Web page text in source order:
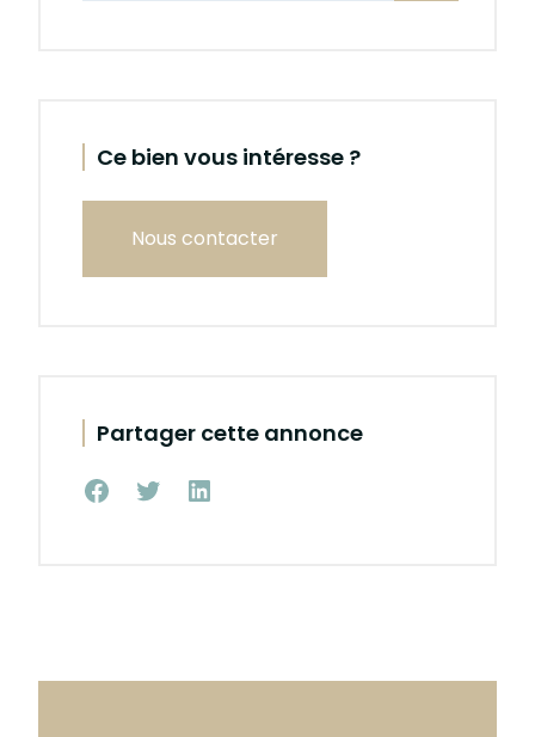
Ce bien vous intéresse ?
Nous contacter
Partager cette annonce
PartagerPartager